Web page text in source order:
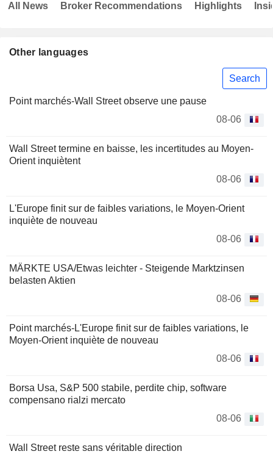
Other languages
Search
Point marchés-Wall Street observe une pause
08-06
Wall Street termine en baisse, les incertitudes au Moyen-
Orient inquiètent
08-06
L'Europe finit sur de faibles variations, le Moyen-Orient
inquiète de nouveau
08-06
MÄRKTE USA/Etwas leichter - Steigende Marktzinsen
belasten Aktien
08-06
Point marchés-L'Europe finit sur de faibles variations, le
Moyen-Orient inquiète de nouveau
08-06
Borsa Usa, S&P 500 stabile, perdite chip, software
compensano rialzi mercato
08-06
Wall Street reste sans véritable direction
All News Broker Recommendations Highlights